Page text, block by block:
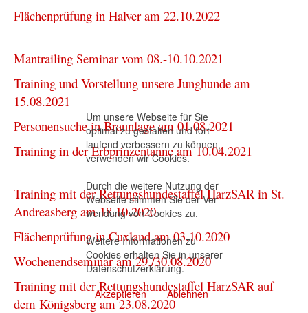
Flächenprüfung in Halver am 22.10.2022
Mantrailing Seminar vom 08.-10.10.2021
Training und Vorstellung unsere Junghunde am
15.08.2021
Personensuche in Braunlage am 01.08.2021
Training in der Erbprinzentanne am 10.04.2021
Training mit der Rettungshundestaffel HarzSAR in St.
Andreasberg am 18.10.2020
Flächenprüfung in Cuxland am 03.10.2020
Wochenendseminar am 29./30.08.2020
Training mit der Rettungshundestaffel HarzSAR auf
dem Königsberg am 23.08.2020
Um unsere Webseite für Sie
optimal zu gestalten und fort-
laufend verbessern zu können,
verwenden wir Cookies.
Durch die weitere Nutzung der
Webseite stimmen Sie der Ver-
wendung von Cookies zu.
Weitere Informationen zu
Cookies erhalten Sie in unserer
Datenschutzerklärung.
Akzeptieren
Ablehnen